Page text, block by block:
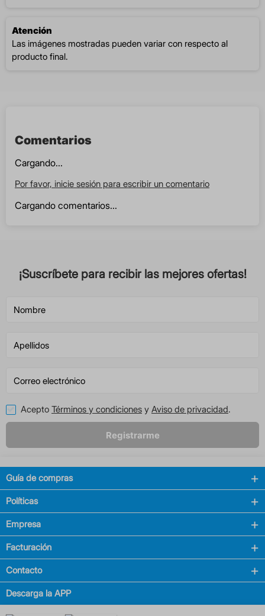
Atención
Las imágenes mostradas pueden variar con respecto al
producto final.
Comentarios
Cargando...
Por favor, inicie sesión para escribir un comentario
Cargando comentarios...
¡Suscríbete para recibir las mejores ofertas!
Acepto Términos y condiciones y Aviso de privacidad.
Registrarme
Guía de compras
Políticas
Empresa
Facturación
Contacto
Descarga la APP